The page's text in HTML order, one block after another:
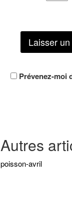
Prévenez-moi
Autres
poisson-avril